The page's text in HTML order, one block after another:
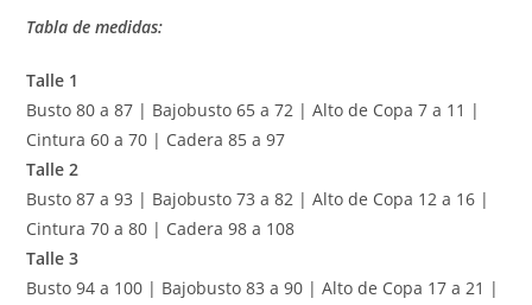
Tabla de medidas:
Talle 1
Busto 80 a 87 | Bajobusto 65 a 72 | Alto de Copa 7 a 11 |
Cintura 60 a 70 | Cadera 85 a 97
Talle 2
Busto 87 a 93 | Bajobusto 73 a 82 | Alto de Copa 12 a 16 |
Cintura 70 a 80 | Cadera 98 a 108
Talle 3
Busto 94 a 100 | Bajobusto 83 a 90 | Alto de Copa 17 a 21 |